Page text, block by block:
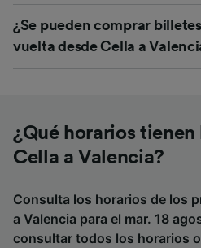
¿Se pueden comprar
vuelta desde Cella a
¿Qué horarios tienen
Cella a Valencia?
Consulta los horarios de los
a Valencia para el mar. 18
consultar todos los horarios